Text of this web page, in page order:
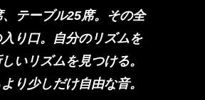
テーブル25席。その全
り口。自分のリズムを
いリズムを見つける。
り少しだけ自由な音。